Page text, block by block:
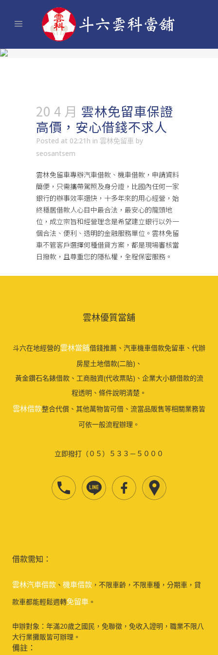
20 4 月 雲林免留車保證
高價，安心借錢不求人
Posted at 02:21h in 雲林免留車 by
seosantsem
雲林免留車專辦汽車借款、機車借款，申請資料
簡便，只需攜帶駕照及身分證，比國內任何一家
銀行的辦事效率還快，十多年來的用心經營，始
終穩居借款人心目中最合法，最安心的龍頭地
位，成立宗旨和經營理念是希望建立銀行以外一
個合法、便利、透明的金融服務單位。雲林免留
車不管客戶選擇何種借貸方案，都是現場審核當
日撥款，且尊重您的隱私權，全程保密服務。
雲林優質當舖
斗六在地經營的雲林當舖借錢推薦、汽車機車借款免留車、代辦
房屋土地借款(二胎)、
黃金鑽石名錶借款、工商融資(代收票貼)、企業大小額借款的流
程透明、條件說明清楚。
雲林借款整合代償、其他萬物皆可借、流當品販售等相關業務皆
可依一般流程辦理。
立即撥打（０５）５３３－５０００
借款需知：
雲林汽車借款 、 機車借款 ，不限車齡，不限車種，分期車，貸
款車都能輕鬆週轉免留車 。
申辦對象：年滿20歲之國民，免聯徵，免收入證明，職業不限八
大行業攤販皆可辦理。
備註：